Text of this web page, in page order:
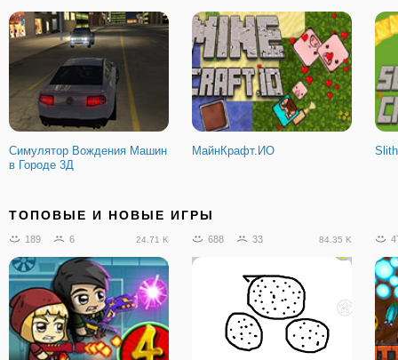
Симулятор Вождения Машин
в Городе 3Д
МайнКрафт.ИО
ТОПОВЫЕ И НОВЫЕ ИГРЫ
189 6 24.71 K 688 33 84.35 K